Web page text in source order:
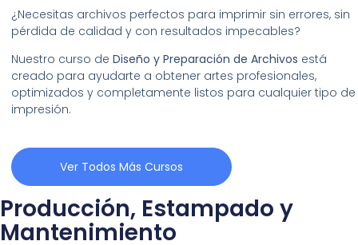
¿Necesitas archivos perfectos para imprimir sin errores, sin
pérdida de calidad y con resultados impecables?
Nuestro curso de Diseño y Preparación de Archivos está
creado para ayudarte a obtener artes profesionales,
optimizados y completamente listos para cualquier tipo de
impresión.
Ver Todos Más Cursos
Producción, Estampado y
Mantenimiento